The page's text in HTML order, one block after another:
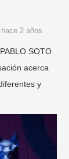
hace 2 años
SOTO
acerca
y